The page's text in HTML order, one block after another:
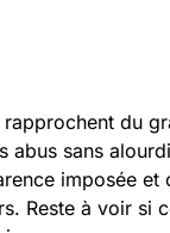
du
sans
imposée
Reste à voir si